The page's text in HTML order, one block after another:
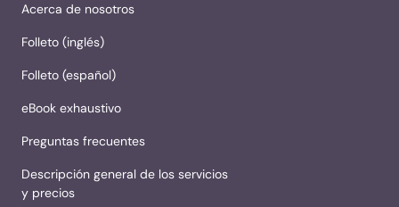
Acerca de nosotros
Folleto (inglés)
Folleto (español)
eBook exhaustivo
Preguntas frecuentes
Descripción general de los servicios
y precios